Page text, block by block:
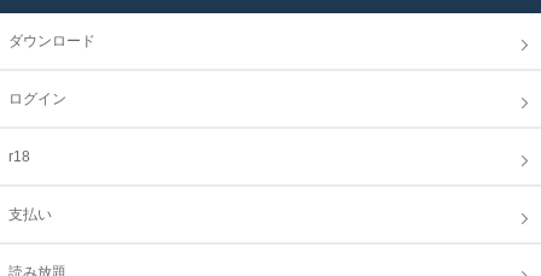
ダウンロード
ログイン
r18
支払い
読み放題